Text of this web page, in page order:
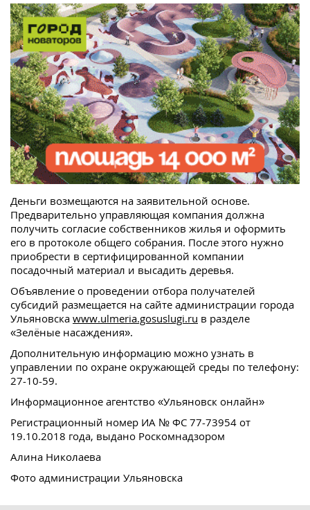
Деньги возмещаются на заявительной основе.
Предварительно управляющая компания должна
получить согласие собственников жилья и оформить
его в протоколе общего собрания. После этого нужно
приобрести в сертифицированной компании
посадочный материал и высадить деревья.
Объявление о проведении отбора получателей
субсидий размещается на сайте администрации города
Ульяновска www.ulmeria.gosuslugi.ru в разделе
«Зелёные насаждения».
Дополнительную информацию можно узнать в
управлении по охране окружающей среды по телефону:
27-10-59.
Информационное агентство «Ульяновск онлайн»
Регистрационный номер ИА № ФС 77-73954 от
19.10.2018 года, выдано Роскомнадзором
Алина Николаева
Фото администрации Ульяновска